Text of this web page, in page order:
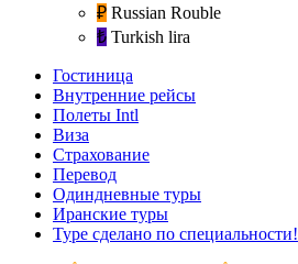
₽‎ Russian Rouble
₺‎ Turkish lira
Гостиница
Внутренние рейсы
Полеты Intl
Виза
Страхование
Перевод
Одиндневные туры
Иранские туры
Туре сделано по специальности!